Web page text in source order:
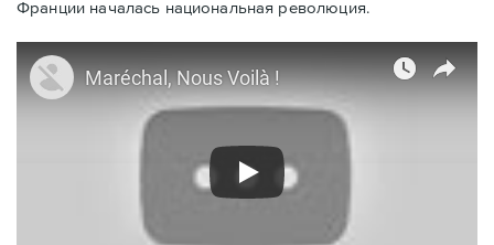
Франции началась национальная революция.